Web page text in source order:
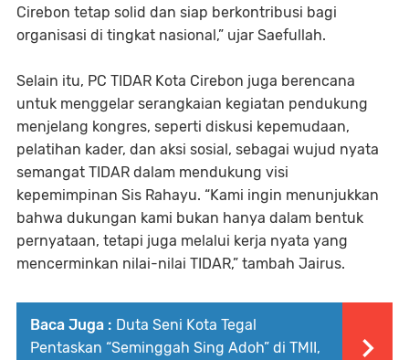
Cirebon tetap solid dan siap berkontribusi bagi
organisasi di tingkat nasional,” ujar Saefullah.
Selain itu, PC TIDAR Kota Cirebon juga berencana
untuk menggelar serangkaian kegiatan pendukung
menjelang kongres, seperti diskusi kepemudaan,
pelatihan kader, dan aksi sosial, sebagai wujud nyata
semangat TIDAR dalam mendukung visi
kepemimpinan Sis Rahayu. “Kami ingin menunjukkan
bahwa dukungan kami bukan hanya dalam bentuk
pernyataan, tetapi juga melalui kerja nyata yang
mencerminkan nilai-nilai TIDAR,” tambah Jairus.
Baca Juga : Duta Seni Kota Tegal
Pentaskan “Seminggah Sing Adoh” di TMII,